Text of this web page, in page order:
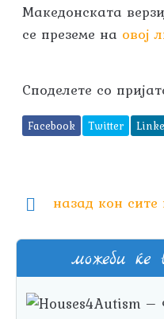
Македонската
се преземе на овој
Споделете со
Facebook Twitter
назад кон
можеби ќе